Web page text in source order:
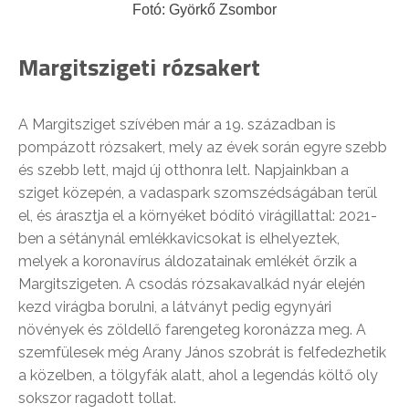
Fotó: Györkő Zsombor
Margitszigeti rózsakert
A Margitsziget szívében már a 19. században is
pompázott rózsakert, mely az évek során egyre szebb
és szebb lett, majd új otthonra lelt. Napjainkban a
sziget közepén, a vadaspark szomszédságában terül
el, és árasztja el a környéket bódító virágillattal: 2021-
ben a sétánynál emlékkavicsokat is elhelyeztek,
melyek a koronavírus áldozatainak emlékét őrzik a
Margitszigeten. A csodás rózsakavalkád nyár elején
kezd virágba borulni, a látványt pedig egynyári
növények és zöldellő farengeteg koronázza meg. A
szemfülesek még Arany János szobrát is felfedezhetik
a közelben, a tölgyfák alatt, ahol a legendás költő oly
sokszor ragadott tollat.